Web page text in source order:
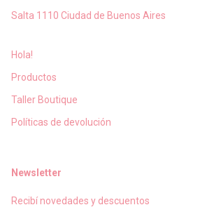
Salta 1110 Ciudad de Buenos Aires
Hola!
Productos
Taller Boutique
Políticas de devolución
Newsletter
Recibí novedades y descuentos